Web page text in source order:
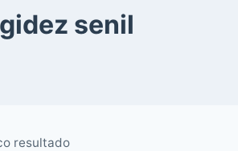
senil
resultado